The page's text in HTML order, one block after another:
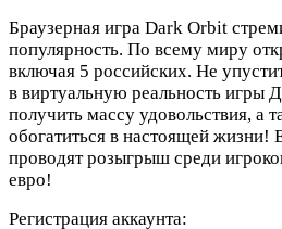
Браузерная игра Dark Orbit
популярность. По всему миру
включая 5 российских. Не
в виртуальную реальность игры
получить массу удовольствия, а
обогатиться в настоящей жизни!
проводят розыгрыш среди
евро!
Регистрация аккаунта: